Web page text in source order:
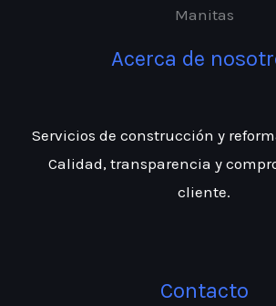
Acerca de
Servicios de construcción y
Calidad, transparencia y
cliente.
Contacto